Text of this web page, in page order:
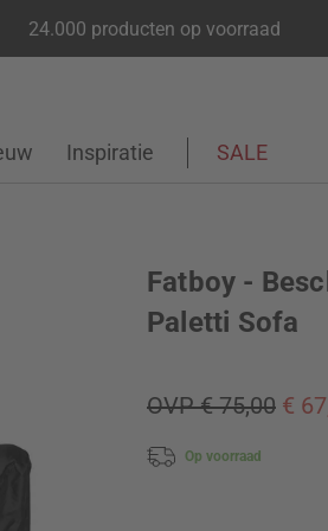
24.000 producten op voorraad
Inspiratie SALE
Fatboy -
Paletti Sofa
OVP € 75,00 €
Op voorraad